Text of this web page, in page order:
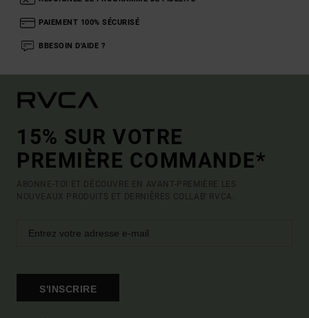
PAIEMENT 100% SÉCURISÉ
BBESOIN D'AIDE ?
15% SUR VOTRE
PREMIÈRE COMMANDE*
ABONNE-TOI ET DÉCOUVRE EN AVANT-PREMIÈRE LES
NOUVEAUX PRODUITS ET DERNIÈRES COLLAB' RVCA.
S'INSCRIRE